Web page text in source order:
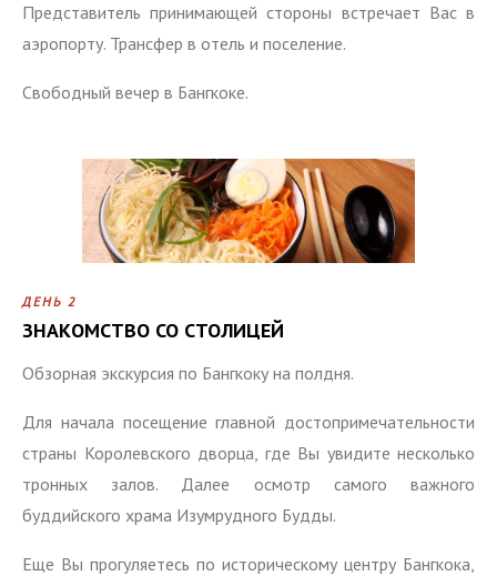
Представитель принимающей стороны встречает Вас в
аэропорту. Трансфер в отель и поселение.
Свободный вечер в Бангкоке.
ДЕНЬ 2
ЗНАКОМСТВО СО СТОЛИЦЕЙ
Обзорная экскурсия по Бангкоку на полдня.
Для начала посещение главной достопримечательности
страны Королевского дворца, где Вы увидите несколько
тронных залов. Далее осмотр самого важного
буддийского храма Изумрудного Будды.
Еще Вы прогуляетесь по историческому центру Бангкока,